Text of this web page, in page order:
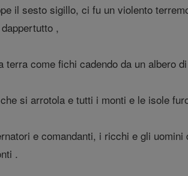
il sesto sigillo, ci fu un violento
,
come fichi cadendo da un albero
si arrotola e tutti i monti e le isole
e comandanti, i ricchi e gli
.